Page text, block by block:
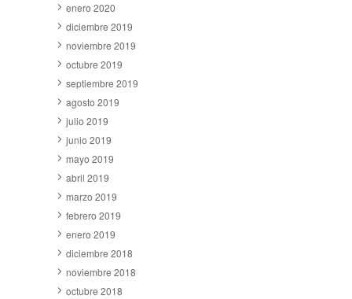
enero 2020
diciembre 2019
noviembre 2019
octubre 2019
septiembre 2019
agosto 2019
julio 2019
junio 2019
mayo 2019
abril 2019
marzo 2019
febrero 2019
enero 2019
diciembre 2018
noviembre 2018
octubre 2018